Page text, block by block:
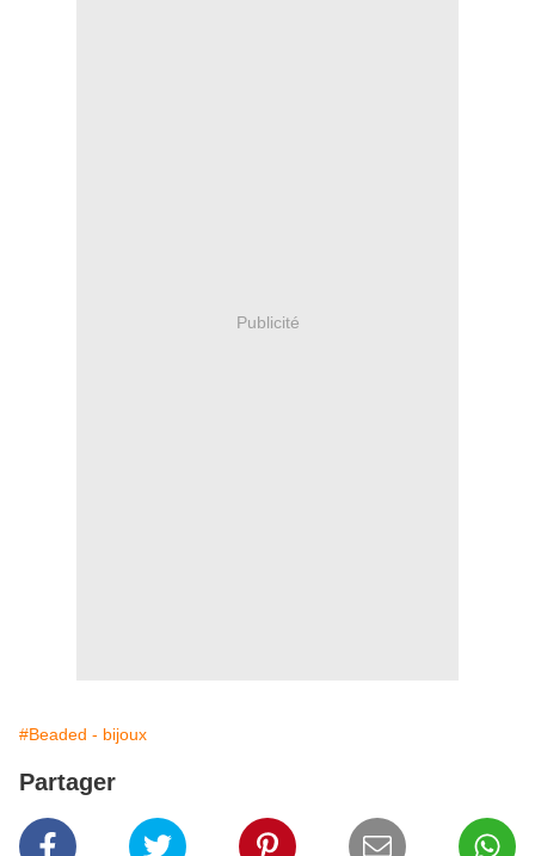
Publicité
#Beaded - bijoux
Partager